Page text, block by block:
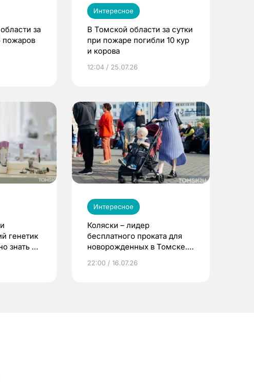
за
пожаров
Интересное
В Томской области за сутки
при пожаре погибли 10 кур
и корова
12:04 / 25.07.26
генетик
знать до
Интересное
Коляски – лидер
бесплатного проката для
новорожденных в Томске.
22:00 / 16.07.26